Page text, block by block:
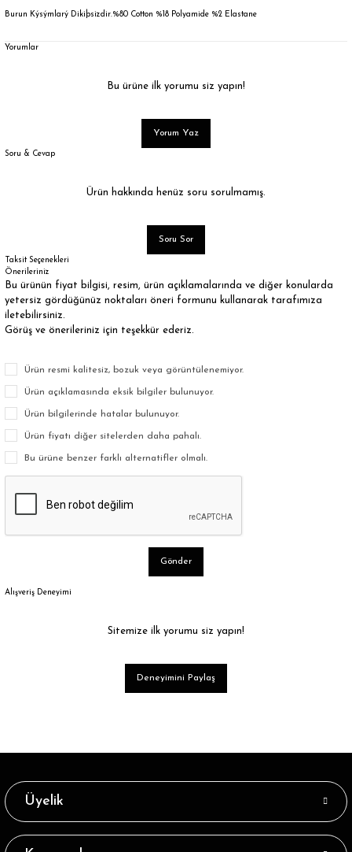
Burun Kýsýmlarý Dikiþsizdir.%80 Cotton %18 Polyamide %2 Elastane
Yorumlar
Bu ürüne ilk yorumu siz yapın!
Yorum Yaz
Soru & Cevap
Ürün hakkında henüz soru sorulmamış.
Soru Sor
Taksit Seçenekleri
Önerileriniz
Bu ürünün fiyat bilgisi, resim, ürün açıklamalarında ve diğer konularda
yetersiz gördüğünüz noktaları öneri formunu kullanarak tarafımıza
iletebilirsiniz.
Görüş ve önerileriniz için teşekkür ederiz.
Ürün resmi kalitesiz, bozuk veya görüntülenemiyor.
Ürün açıklamasında eksik bilgiler bulunuyor.
Ürün bilgilerinde hatalar bulunuyor.
Ürün fiyatı diğer sitelerden daha pahalı.
Bu ürüne benzer farklı alternatifler olmalı.
Gönder
Alışveriş Deneyimi
Sitemize ilk yorumu siz yapın!
Deneyimini Paylaş
Üyelik